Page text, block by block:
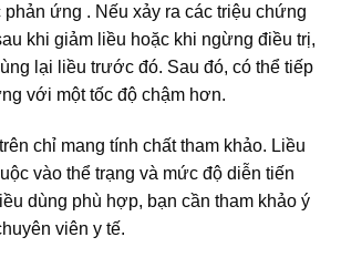
ứng . Nếu xảy ra các triệu chứng
khi giảm liều hoặc khi ngừng điều trị,
lại liều trước đó. Sau đó, có thể tiếp
với một tốc độ chậm hơn.
chỉ mang tính chất tham khảo. Liều
vào thể trạng và mức độ diễn tiến
dùng phù hợp, bạn cần tham khảo ý
viên y tế.